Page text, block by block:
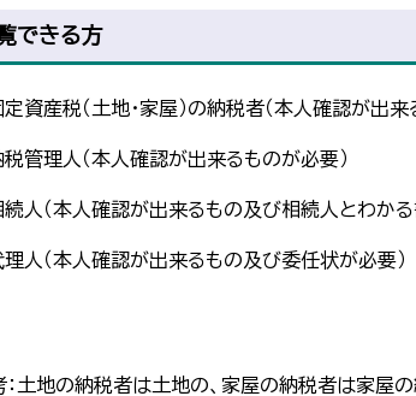
できる方
定資産税（土地・家屋）の納税者（本人確認が出来
税管理人（本人確認が出来るものが必要）
続人（本人確認が出来るもの及び相続人とわかる
理人（本人確認が出来るもの及び委任状が必要）
土地の納税者は土地の、家屋の納税者は家屋